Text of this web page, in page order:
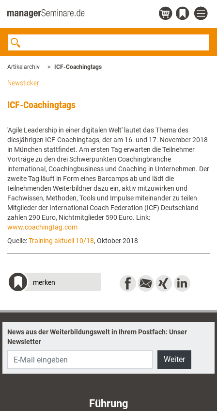
Artikelarchiv ICF-Coachingtags
Newsticker
ICF-Coachingtags
'Agile Leadership in einer digitalen Welt' lautet das Thema des
diesjährigen ICF-Coachingtags, der am 16. und 17. November 2018
in München stattfindet. Am ersten Tag erwarten die Teilnehmer
Vorträge zu den drei Schwerpunkten Coachingbranche
international, Coachingbusiness und Coaching in Unternehmen. Der
zweite Tag läuft in Form eines Barcamps ab und lädt die
teilnehmenden Weiterbildner dazu ein, aktiv mitzuwirken und
Fachwissen, Methoden, Tools und Impulse miteinander zu teilen.
Mitglieder der International Coach Federation (ICF) Deutschland
zahlen 290 Euro, Nichtmitglieder 590 Euro. Link:
www.coachingtag.com
Quelle:Training aktuell 10/18, Oktober 2018
merken
News aus der Weiterbildungswelt in Ihrem Postfach: Unser
Newsletter
Weiter
Führung